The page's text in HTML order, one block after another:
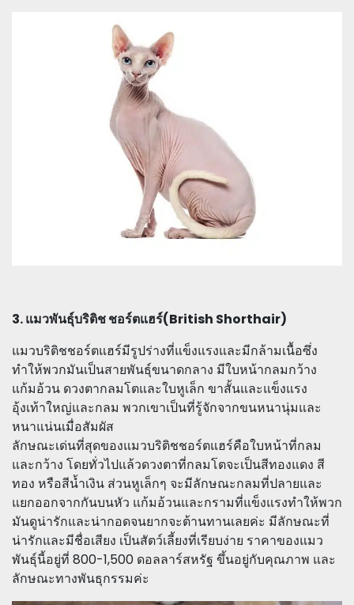
3. แมวพันธุ์บริติช ชอร์ตแฮร์(British Shorthair)
แมวบริติชชอร์ตแฮร์มีรูปร่างที่แข็งแรงและมีกล้ามเนื้อซึ่ง
ทำให้พวกมันเป็นสายพันธุ์ขนาดกลาง มีใบหน้ากลมกว้าง
แก้มอ้วน ดวงตากลมโตและใบหูเล็ก ขาสั้นและแข็งแรง
อุ้งเท้าใหญ่และกลม พวกเขาเป็นที่รู้จักจากขนหนานุ่มและ
หนาแน่นเมื่อสัมผัส
ลักษณะเด่นที่สุดของแมวบริติชชอร์ตแฮร์คือใบหน้าที่กลม
และกว้าง โดยทั่วไปแล้วดวงตาที่กลมโตจะเป็นสีทองแดง สี
ทอง หรือสีน้ำเงิน ส่วนหูเล็กๆ จะมีลักษณะกลมที่ปลายและ
แยกออกจากกันบนหัว แก้มอ้วนและกรามที่แข็งแรงทำให้พวก
มันดูน่ารักและน่ากอดจนยากจะต้านทานเลยค่ะ มีลักษณะที่
น่ารักและมีชื่อเสียง เป็นสัตว์เลี้ยงที่เรียบง่าย ราคาของแมว
พันธุ์นี้อยู่ที่ 800-1,500 ดอลลาร์สหรัฐ ขึ้นอยู่กับคุณภาพ และ
ลักษณะทางพันธุกรรมค่ะ